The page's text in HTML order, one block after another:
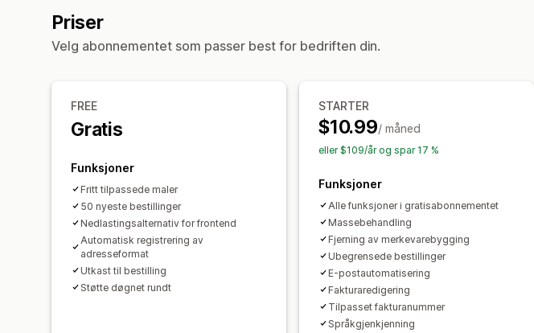
Trykk
Priser
Velg abonnementet som passer best for bedriften din.
FREE
Gratis
Funksjoner
Fritt tilpassede maler
50 nyeste bestillinger
Nedlastingsalternativ for frontend
Automatisk registrering av
adresseformat
Utkast til bestilling
Støtte døgnet rundt
STARTER
$10.99/ måned
eller $109/år og spar 17 %
Funksjoner
Alle funksjoner i gratisabonnementet
Massebehandling
Fjerning av merkevarebygging
Ubegrensede bestillinger
E-postautomatisering
Fakturaredigering
Tilpasset fakturanummer
Språkgjenkjenning